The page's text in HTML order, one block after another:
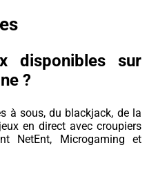
disponibles sur
?
à sous, du blackjack, de la
en direct avec croupiers
NetEnt, Microgaming et